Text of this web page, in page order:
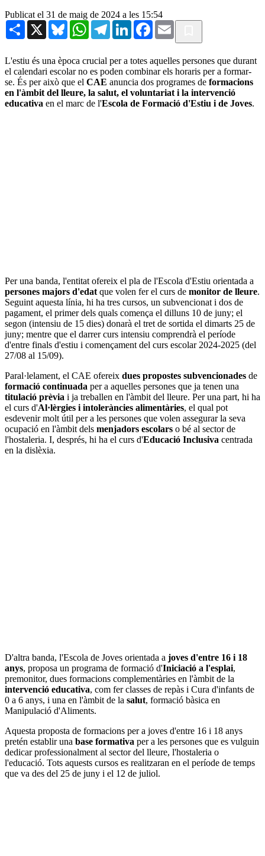
Publicat el 31 de maig de 2024 a les 15:54
Share X BlueskyWhatsAppTelegramLinkedInFacebook
Email
L'estiu és una època crucial per a totes aquelles persones que durant
el calendari escolar no es poden combinar els horaris per a formar-
se. És per això que el CAE anuncia dos programes de formacions
en l'àmbit del lleure, la salut, el voluntariat i la intervenció
educativa en el marc de l'Escola de Formació d'Estiu i de Joves.
Per una banda, l'entitat ofereix el pla de l'Escola d'Estiu orientada a
persones majors d'edat que volen fer el curs de monitor de lleure.
Seguint aquesta línia, hi ha tres cursos, un subvencionat i dos de
pagament, el primer dels quals comença el dilluns 10 de juny; el
segon (intensiu de 15 dies) donarà el tret de sortida el dimarts 25 de
juny; mentre que el darrer curs intensiu comprendrà el període
d'entre finals d'estiu i començament del curs escolar 2024-2025 (del
27/08 al 15/09).
Paral·lelament, el CAE ofereix dues propostes subvencionades de
formació continuada per a aquelles persones que ja tenen una
titulació prèvia i ja treballen en l'àmbit del lleure. Per una part, hi ha
el curs d'Al·lèrgies i intoleràncies alimentàries, el qual pot
esdevenir molt útil per a les persones que volen assegurar la seva
ocupació en l'àmbit dels menjadors escolars o bé al sector de
l'hostaleria. I, després, hi ha el curs d'Educació Inclusiva centrada
en la dislèxia.
D'altra banda, l'Escola de Joves orientada a joves d'entre 16 i 18
anys, proposa un programa de formació d'Iniciació a l'esplai,
premonitor, dues formacions complementàries en l'àmbit de la
intervenció educativa, com fer classes de repàs i Cura d'infants de
0 a 6 anys, i una en l'àmbit de la salut, formació bàsica en
Manipulació d'Aliments.
Aquesta proposta de formacions per a joves d'entre 16 i 18 anys
pretén establir una base formativa per a les persones que es vulguin
dedicar professionalment al sector del lleure, l'hostaleria o
l'educació. Tots aquests cursos es realitzaran en el període de temps
que va des del 25 de juny i el 12 de juliol.